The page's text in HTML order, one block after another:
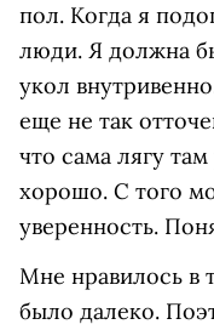
пол. Когда я
люди. Я должна
укол
еще не так
что сама лягу
хорошо. С того
уверенность.
Мне нравилось в
было далеко.